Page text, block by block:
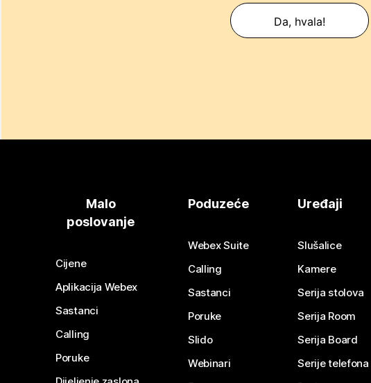
Da, hvala!
Malo
poslovanje
Cijene
Aplikacija Webex
Sastanci
Calling
Poruke
Poduzeće
Webex Suite
Calling
Sastanci
Poruke
Slido
Webinari
Uređaji
Slušalice
Kamere
Serija stolova
Serija Room
Serija Board
Serije telefona